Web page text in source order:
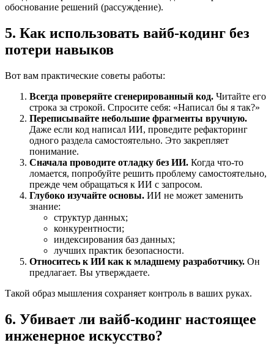
обоснование решений (рассуждение).
5. Как использовать вайб-кодинг без
потери навыков
Вот вам практические советы работы:
Всегда проверяйте сгенерированный код. Читайте его
строка за строкой. Спросите себя: «Написал бы я так?»
Переписывайте небольшие фрагменты вручную.
Даже если код написал ИИ, проведите рефакторинг
одного раздела самостоятельно. Это закрепляет
понимание.
Сначала проводите отладку без ИИ. Когда что-то
ломается, попробуйте решить проблему самостоятельно,
прежде чем обращаться к ИИ с запросом.
Глубоко изучайте основы. ИИ не может заменить
знание:
структур данных;
конкурентности;
индексирования баз данных;
лучших практик безопасности.
Относитесь к ИИ как к младшему разработчику. Он
предлагает. Вы утверждаете.
Такой образ мышления сохраняет контроль в ваших руках.
6. Убивает ли вайб-кодинг настоящее
инженерное искусство?